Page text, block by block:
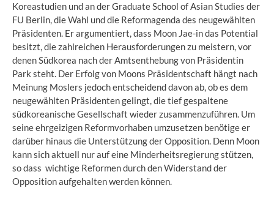
Koreastudien und an der Graduate School of Asian Studies der
FU Berlin, die Wahl und die Reformagenda des neugewählten
Präsidenten. Er argumentiert, dass Moon Jae-in das Potential
besitzt, die zahlreichen Herausforderungen zu meistern, vor
denen Südkorea nach der Amtsenthebung von Präsidentin
Park steht. Der Erfolg von Moons Präsidentschaft hängt nach
Meinung Moslers jedoch entscheidend davon ab, ob es dem
neugewählten Präsidenten gelingt, die tief gespaltene
südkoreanische Gesellschaft wieder zusammenzuführen. Um
seine ehrgeizigen Reformvorhaben umzusetzen benötige er
darüber hinaus die Unterstützung der Opposition. Denn Moon
kann sich aktuell nur auf eine Minderheitsregierung stützen,
so dass wichtige Reformen durch den Widerstand der
Opposition aufgehalten werden können.